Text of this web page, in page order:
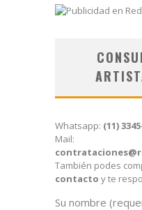
Whatsapp: (11)
Mail:
También podes
contacto y te
Su nombre